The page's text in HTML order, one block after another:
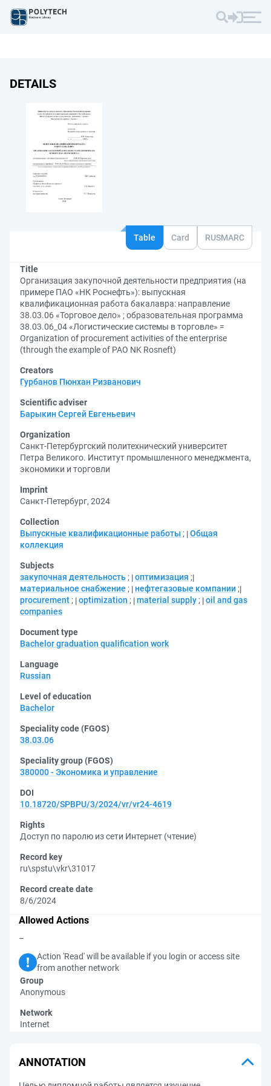
DETAILS
Table Card RUSMARC
Title
Организация закупочной деятельности предприятия (на
примере ПАО «НК Роснефть»): выпускная
квалификационная работа бакалавра: направление
38.03.06 «Торговое дело» ; образовательная программа
38.03.06_04 «Логистические системы в торговле» =
Organization of procurement activities of the enterprise
(through the example of PAO NK Rosneft)
Creators
Гурбанов Пюнхан Ризванович
Scientific adviser
Барыкин Сергей Евгеньевич
Organization
Санкт-Петербургский политехнический университет
Петра Великого. Институт промышленного менеджмента,
экономики и торговли
Imprint
Санкт-Петербург, 2024
Collection
Выпускные квалификационные работы ; Общая
коллекция
Subjects
закупочная деятельность ; оптимизация ;
материальное снабжение ; нефтегазовые компании ;
procurement ; optimization ; material supply ; oil and gas
companies
Document type
Bachelor graduation qualification work
Language
Russian
Level of education
Bachelor
Speciality code (FGOS)
38.03.06
Speciality group (FGOS)
380000 - Экономика и управление
DOI
10.18720/SPBPU/3/2024/vr/vr24-4619
Rights
Доступ по паролю из сети Интернет (чтение)
Record key
ru\spstu\vkr\31017
Record create date
8/6/2024
Allowed Actions
–
Action 'Read' will be available if you login or access site
from another network
Group
Anonymous
Network
Internet
ANNOTATION